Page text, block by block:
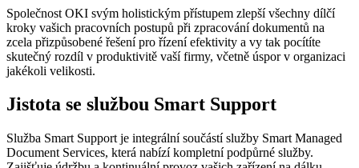
Společnost OKI svým holistickým přístupem zlepší všechny dílčí
kroky vašich pracovních postupů při zpracování dokumentů na
zcela přizpůsobené řešení pro řízení efektivity a vy tak pocítíte
skutečný rozdíl v produktivitě vaší firmy, včetně úspor v organizaci
jakékoli velikosti.
Jistota se službou Smart Support
Služba Smart Support je integrální součástí služby Smart Managed
Document Services, která nabízí kompletní podpůrné služby.